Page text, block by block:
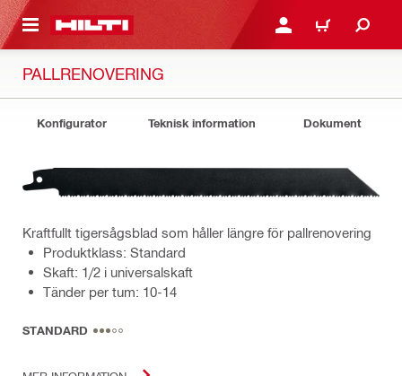
GÅ TILL HUVUDSIDAN LOGGA IN ELLER
VARUKORG
PALLRENOVERING
Konfigurator Teknisk information Dokument
Kraftfullt tigersågsblad som håller längre för pallrenovering
Produktklass: Standard
Skaft: 1/2 i universalskaft
Tänder per tum: 10-14
STANDARD